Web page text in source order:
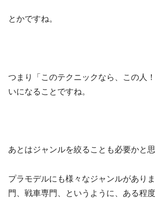
とかですね。
つまり「このテクニックなら、この人
いになることですね。
あとはジャンルを絞ることも必要かと思
プラモデルにも様々なジャンルがあり
門、戦車専門、というように、ある程